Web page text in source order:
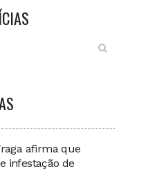
afirma que
infestação de